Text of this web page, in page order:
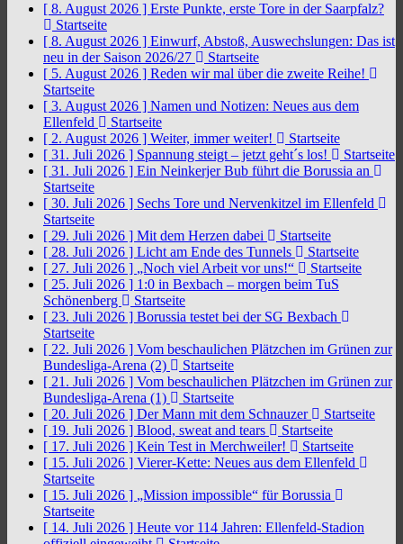
[ 8. August 2026 ] Erste Punkte, erste Tore in der Saarpfalz?
Startseite
[ 8. August 2026 ] Einwurf, Abstoß, Auswechslungen: Das ist
neu in der Saison 2026/27
Startseite
[ 5. August 2026 ] Reden wir mal über die zweite Reihe!
Startseite
[ 3. August 2026 ] Namen und Notizen: Neues aus dem
Ellenfeld
Startseite
[ 2. August 2026 ] Weiter, immer weiter!
Startseite
[ 31. Juli 2026 ] Spannung steigt – jetzt geht´s los!
Startseite
[ 31. Juli 2026 ] Ein Neinkerjer Bub führt die Borussia an
Startseite
[ 30. Juli 2026 ] Sechs Tore und Nervenkitzel im Ellenfeld
Startseite
[ 29. Juli 2026 ] Mit dem Herzen dabei
Startseite
[ 28. Juli 2026 ] Licht am Ende des Tunnels
Startseite
[ 27. Juli 2026 ] „Noch viel Arbeit vor uns!“
Startseite
[ 25. Juli 2026 ] 1:0 in Bexbach – morgen beim TuS
Schönenberg
Startseite
[ 23. Juli 2026 ] Borussia testet bei der SG Bexbach
Startseite
[ 22. Juli 2026 ] Vom beschaulichen Plätzchen im Grünen zur
Bundesliga-Arena (2)
Startseite
[ 21. Juli 2026 ] Vom beschaulichen Plätzchen im Grünen zur
Bundesliga-Arena (1)
Startseite
[ 20. Juli 2026 ] Der Mann mit dem Schnauzer
Startseite
[ 19. Juli 2026 ] Blood, sweat and tears
Startseite
[ 17. Juli 2026 ] Kein Test in Merchweiler!
Startseite
[ 15. Juli 2026 ] Vierer-Kette: Neues aus dem Ellenfeld
Startseite
[ 15. Juli 2026 ] „Mission impossible“ für Borussia
Startseite
[ 14. Juli 2026 ] Heute vor 114 Jahren: Ellenfeld-Stadion